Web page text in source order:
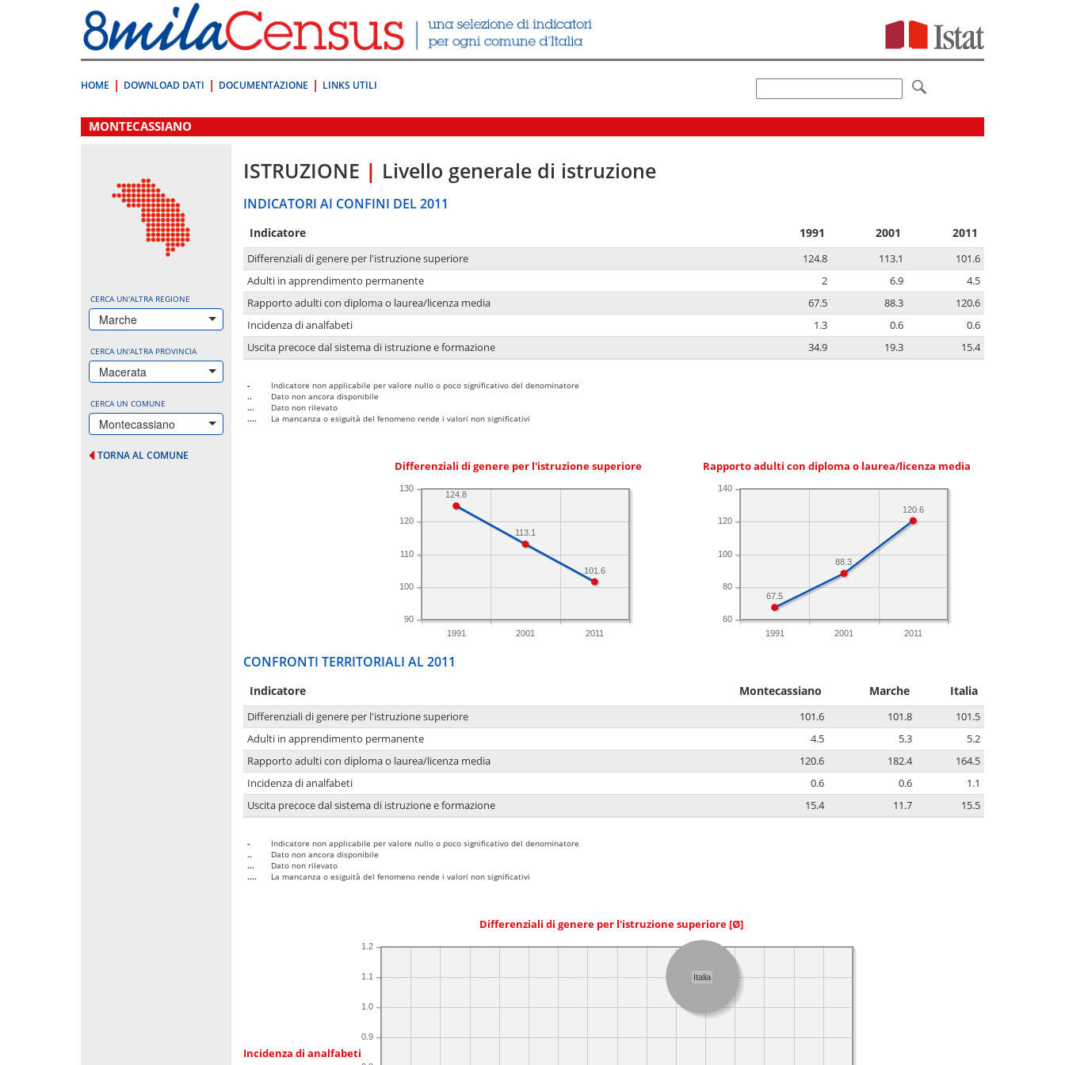
direttamente
a:
Contenuto
HOME DOWNLOAD DATI DOCUMENTAZIONE LINKS UTILI
.
MONTECASSIANO
CERCA UN'ALTRA REGIONE
Marche
CERCA UN'ALTRA PROVINCIA
Macerata
CERCA UN COMUNE
Montecassiano
TORNA AL COMUNE
ISTRUZIONE | Livello generale di istruzione
INDICATORI AI CONFINI DEL 2011
Indicatore 1991 2001 2011
Differenziali di genere per l'istruzione superiore 124.8 113.1
101.6
Adulti in apprendimento permanente
2 6.9
4.5
Rapporto adulti con diploma o laurea/licenza media
67.5 88.3
120.6
Incidenza di analfabeti
1.3 0.6
0.6
Uscita precoce dal sistema di istruzione e formazione
34.9 19.3 15.4
-
Indicatore non applicabile per valore nullo o poco significativo del denominatore
..
Dato non ancora disponibile
...
Dato non rilevato
....
La mancanza o esiguità del fenomeno rende i valori non significativi
Differenziali di genere per l'istruzione superiore
1991 2001 2011
90
100
110
120
130
101.6
113.1
124.8
Rapporto adulti con diploma o laurea/licenza media
1991 2001 2011
60
80
100
120
140
120.6
88.3
67.5
CONFRONTI TERRITORIALI AL 2011
Indicatore Montecassiano Marche Italia
Differenziali di genere per l'istruzione superiore 101.6 101.8
101.5
Adulti in apprendimento permanente
4.5 5.3
5.2
Rapporto adulti con diploma o laurea/licenza media
120.6 182.4
164.5
Incidenza di analfabeti
0.6 0.6
1.1
Uscita precoce dal sistema di istruzione e formazione
15.4 11.7 15.5
-
Indicatore non applicabile per valore nullo o poco significativo del denominatore
..
Dato non ancora disponibile
...
Dato non rilevato
....
La mancanza o esiguità del fenomeno rende i valori non significativi
Differenziali di genere per l'istruzione superiore [Ø]
Incidenza di analfabeti
0.9
1.0
1.1
1.2
Italia